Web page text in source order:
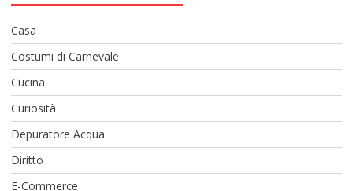
Casa
Costumi di Carnevale
Cucina
Curiosità
Depuratore Acqua
Diritto
E-Commerce